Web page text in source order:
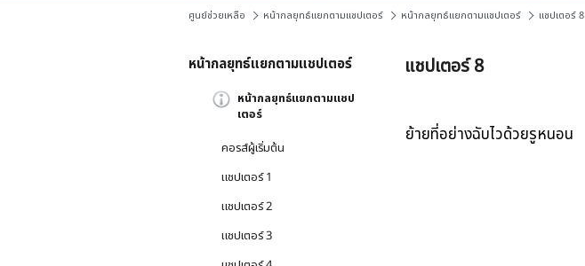
ศูนย์ช่วยเหลือ หน้ากลยุทธ์แยกตามแชปเตอร์ หน้ากลยุทธ์แยกตามแชปเตอร์ แชปเตอร์ 8
หน้ากลยุทธ์แยกตามแชปเตอร์
หน้ากลยุทธ์แยกตามแชป
เตอร์
คอรส์ผู้เริ่มต้น
แชปเตอร์ 1
แชปเตอร์ 2
แชปเตอร์ 3
แชปเตอร์ 8
ย้ายที่อย่างฉับไวด้วยรูหนอน